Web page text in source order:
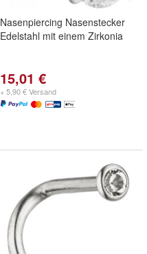
Nasenpiercing Nasenstecker
Edelstahl mit einem Zirkonia
15,01 €
+ 5,90 € Versand